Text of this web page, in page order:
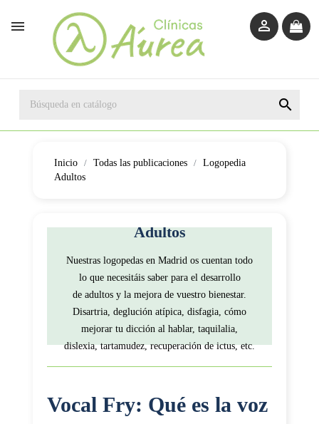
 

Inicio Todas las publicaciones
Logopedia
Adultos
Adultos
Nuestras logopedas en Madrid os cuentan todo
lo que necesitáis saber para el desarrollo
de adultos y la mejora de vuestro bienestar.
Disartria, deglución atípica, disfagia, cómo
mejorar tu dicción al hablar, taquilalia,
dislexia, tartamudez, recuperación de ictus, etc.
Vocal Fry: Qué es la voz